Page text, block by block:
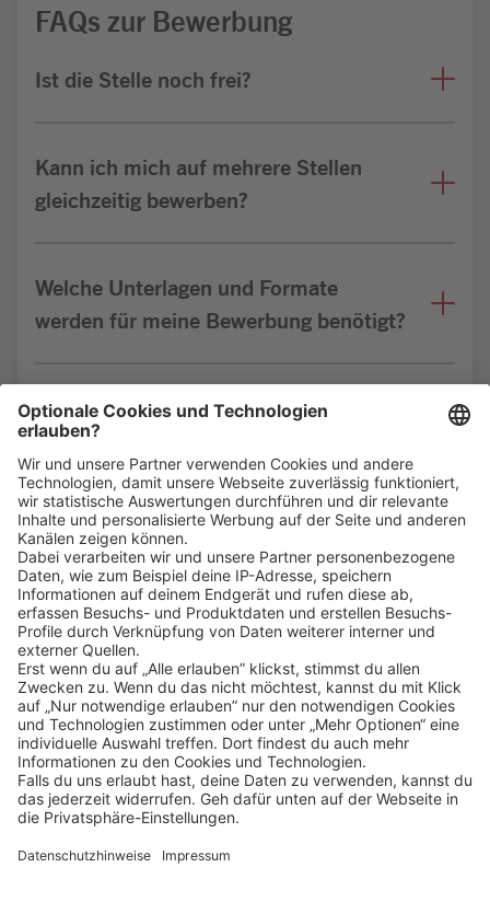
FAQs zur Bewerbung
Ist die Stelle noch frei?
Kann ich mich auf mehrere Stellen
gleichzeitig bewerben?
Welche Unterlagen und Formate
werden für meine Bewerbung benötigt?
Bin ich für die Stelle geeignet?
Klickehier, um alle offenen Jobs zu sehen.
Impressum Datenschutz
Privatsphäre-Einstellungen
FAQ
Veranstaltungen
Sitemap